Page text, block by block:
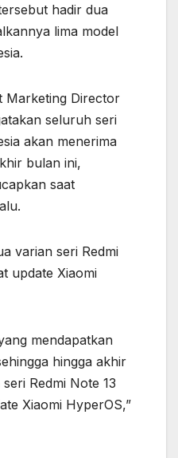
hadir dua
lima model
Marketing Director
seluruh seri
akan menerima
bulan ini,
saat
varian seri Redmi
update Xiaomi
mendapatkan
hingga akhir
Redmi Note 13
Xiaomi HyperOS,”